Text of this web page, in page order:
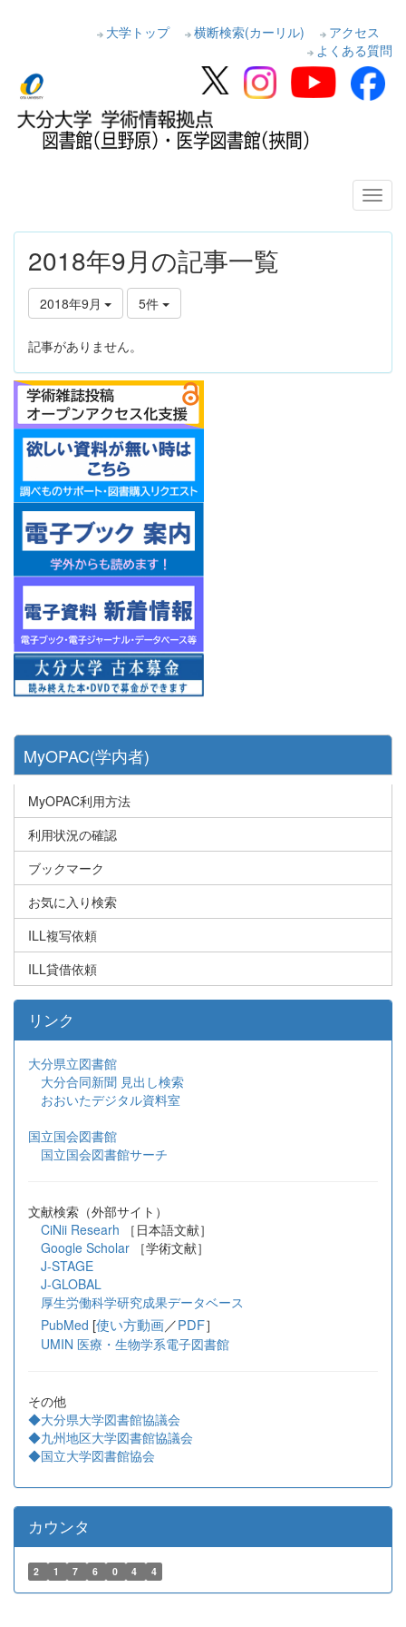
大学トップ 横断検索(カーリル)
アクセス
よくある質問
2018年9月の記事一覧
2018年9月 5件
記事がありません。
MyOPAC(学内者)
MyOPAC利用方法
利用状況の確認
ブックマーク
お気に入り検索
ILL複写依頼
ILL貸借依頼
リンク
大分県立図書館
大分合同新聞 見出し検索
おおいたデジタル資料室
国立国会図書館
国立国会図書館サーチ
文献検索（外部サイト）
CiNii Researh ［日本語文献］
Google Scholar
［学術文献］
J-STAGE
J-GLOBAL
厚生労働科学研究成果データベース
PubMed [使い方動画／PDF］
UMIN 医療・生物学系電子図書館
その他
◆大分県大学図書館協議会
◆九州地区大学図書館協議会
◆国立大学図書館協会
カウンタ
2 1 7 6 0 4 4